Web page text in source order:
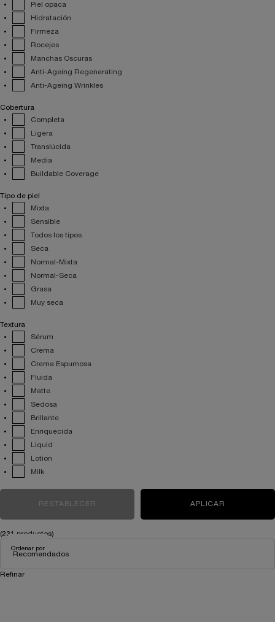
Piel opaca
Hidratación
Firmeza
Rocejes
Manchas Oscuras
Anti-Ageing Regenerating
Anti-Ageing Wrinkles
Cobertura
Completa
Ligera
Translúcida
Media
Buildable Coverage
Tipo de piel
Mixta
Sensible
Todos los tipos
Seca
Normal-Mixta
Normal-Seca
Grasa
Muy seca
Textura
Sérum
Crema
Crema Espumosa
Fluida
Matte
Sedosa
Brillante
Enriquecida
Liquid
Lotion
Milk
RESTABLECER OPCIONES DE FILTROS ELEGIDAS
APLICAR
(231 productos)
Ordenar por
Refinar